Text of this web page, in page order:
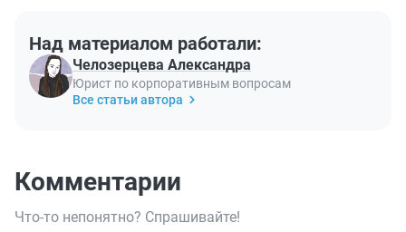
Над материалом работали:
Челозерцева Александра
Юрист по корпоративным вопросам
Все статьи автора
Комментарии
Что-то непонятно? Спрашивайте!